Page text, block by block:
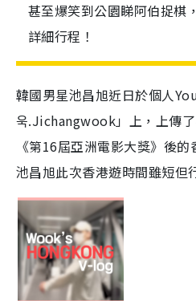
甚至爆笑到公園睇阿伯捉棋
詳細行程！
韓國男星池昌旭近日於個人
욱.Jichangwook」上，上傳
《第16屆亞洲電影大獎》後
池昌旭此次香港遊時間雖短但